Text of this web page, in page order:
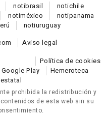
notibrasil notichile
notiméxico notipanama
notiuruguay
Aviso legal
Política de cookies
Play
Hemeroteca
prohibida la redistribución y
de esta web sin su